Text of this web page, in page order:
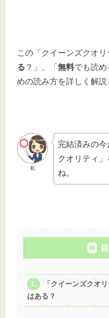
この「クイーンズクオリ
る ？」、「 無料でも読め
めの読み方を詳しく解説
私
完結済みの
クオリティ
ね。
「クイーンズクオ
はある？